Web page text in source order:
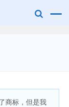
商标，但是我